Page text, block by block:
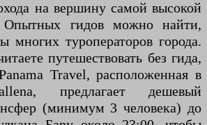
на вершину самой высокой
гидов можно найти,
многих туроператоров города.
путешествовать без гида,
Travel, расположенная в
предлагает дешевый
(минимум 3 человека) до